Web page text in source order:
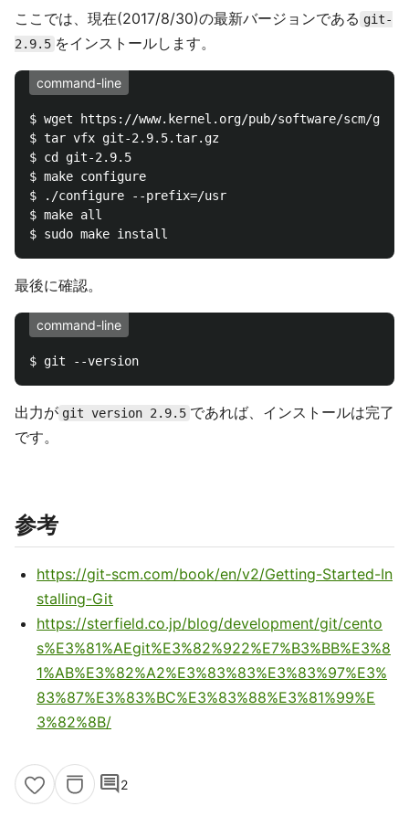
ここでは、現在(2017/8/30)の最新バージョンである git-
2.9.5 をインストールします。
command-line
$ wget https://www.kernel.org/pub/software/scm/
$ tar vfx git-2.9.5.tar.gz
$ cd git-2.9.5
$ make configure
$ ./configure --prefix=/usr
$ make all
最後に確認。
command-line
出力が git version 2.9.5 であれば、インストールは完了
です。
参考
https://git-scm.com/book/en/v2/Getting-Started-In
stalling-Git
https://sterfield.co.jp/blog/development/git/cento
s%E3%81%AEgit%E3%82%922%E7%B3%BB%E3%8
1%AB%E3%82%A2%E3%83%83%E3%83%97%E3%
83%87%E3%83%BC%E3%83%88%E3%81%99%E
3%82%8B/
comment2